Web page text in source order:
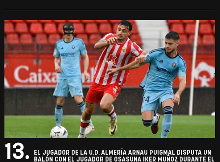
13.
EL JUGADOR DE LA U.D. ALMERÍA ARNAU PUIGMAL DISPUTA UN
BALÓN CON EL JUGADOR DE OSASUNA IKER MUÑOZ DURANTE EL